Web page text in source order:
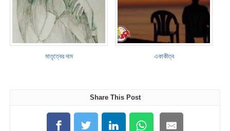
মাতৃত্বের দাম একাকীত্ব
Share This Post